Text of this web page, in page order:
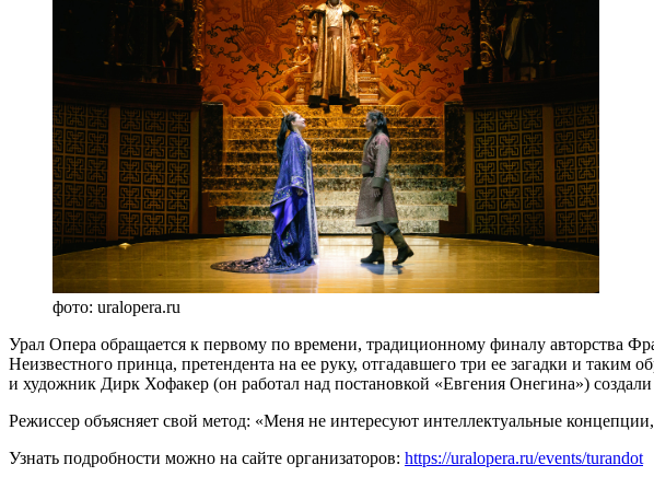
фото: uralopera.ru
Урал Опера обращается к первому по времени, традиционному финалу авторства
Неизвестного принца, претендента на ее руку, отгадавшего три ее загадки и
и художник Дирк Хофакер (он работал над постановкой «Евгения Онегина»)
Режиссер объясняет свой метод: «Меня не интересуют интеллектуальные
Узнать подробности можно на сайте организаторов: https://uralopera.ru/events/turandot